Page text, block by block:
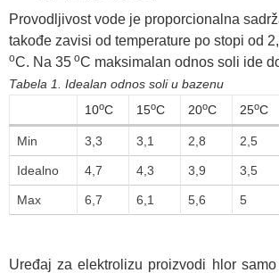
Provodljivost vode je proporcionalna
takođe zavisi od temperature po stopi od
oC. Na 35 oC maksimalan odnos soli ide
Tabela 1. Idealan odnos soli u bazenu
10oC 15oC 20oC 25oC
Min 3,3 3,1 2,8 2,5
Idealno 4,7 4,3 3,9 3,5
Max 6,7 6,1 5,6 5
Uređaj za elektrolizu proizvodi hlor